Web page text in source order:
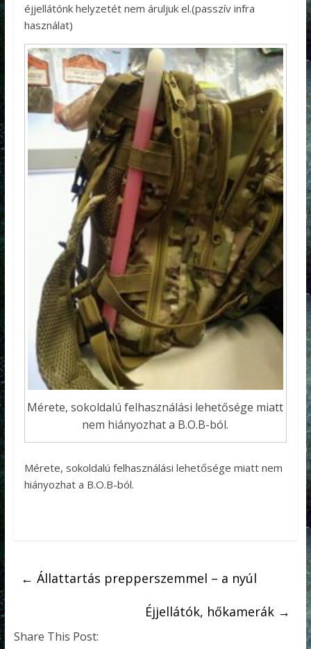
éjjellátónk helyzetét nem áruljuk el.(passzív infra
használat)
Mérete, sokoldalú felhasználási lehetősége miatt
nem hiányozhat a B.O.B-ból.
Mérete, sokoldalú felhasználási lehetősége miatt nem
hiányozhat a B.O.B-ból.
← Állattartás prepperszemmel – a nyúl
Éjjellátók, hőkamerák →
Share This Post: